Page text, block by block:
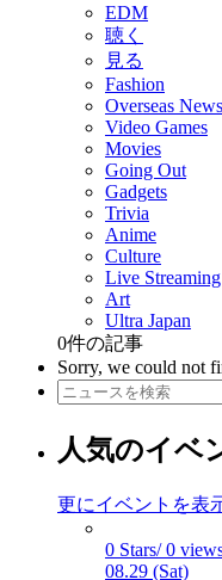
EDM
聴く
見る
Fashion
Overseas News
Video Games
Movies
Going Out
Gadgets
Trivia
Anime
Culture
Live Streaming
Art
Ultra Japan
0件の記事
Sorry, we could not
人気のイベ
更にイベントを表
0 Stars/ 0
08.29 (Sat)